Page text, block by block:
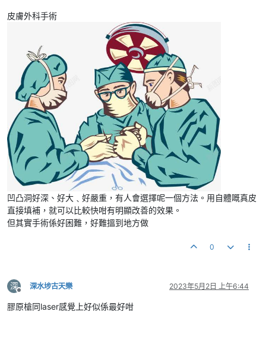
皮膚外科手術
凹凸洞好深、好大﹑好嚴重，有人會選擇呢一個方法。用自體嘅真皮
直接填補，就可以比較快咁有明顯改善的效果。
但其實手術係好困難，好難搵到地方做
0
深
離線
深水埗古天樂 2023年5月2日 上午6:44
膠原槍同laser感覺上好似係最好咁